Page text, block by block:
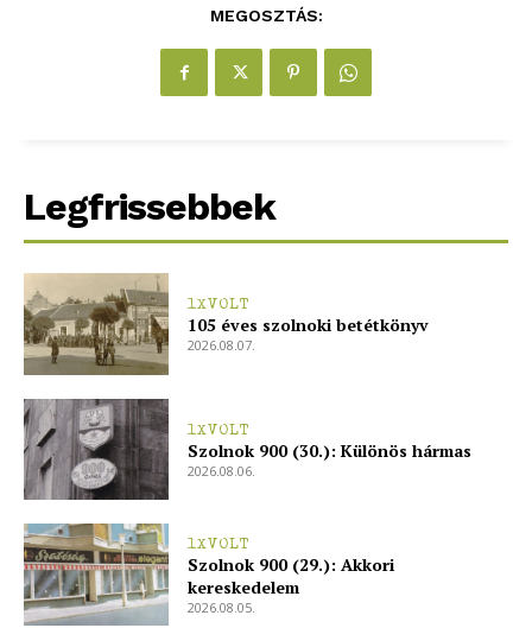
Hasznos
bSZ fiók
Előfizetés
Adatkezelési tájékoztató
Hirdetés
MEGOSZTÁS:
Legfrissebbek
1XVOLT
105 éves szolnoki betétkönyv
2026.08.07.
1XVOLT
Szolnok 900 (30.): Különös hármas
2026.08.06.
1XVOLT
Szolnok 900 (29.): Akkori
kereskedelem
2026.08.05.